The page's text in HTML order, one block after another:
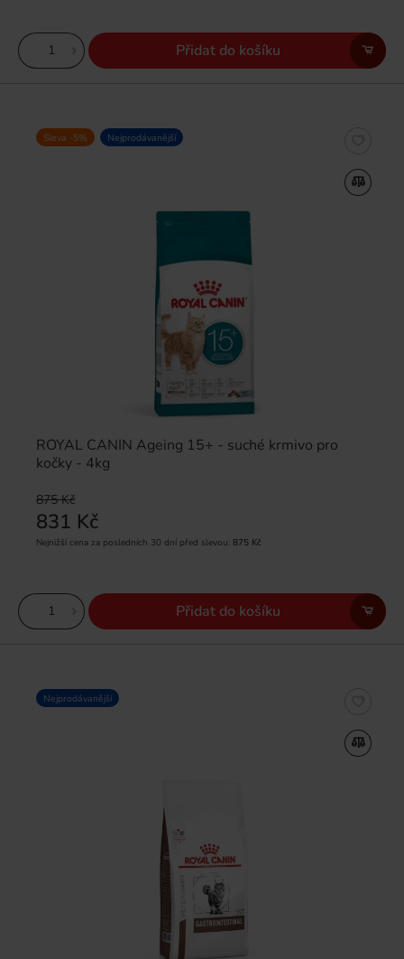
Přidat do košíku
ROYAL CANIN Ageing 15+ - suché krmivo pro
kočky - 4kg
875 Kč
831 Kč
Nejnižší cena za posledních 30 dní před slevou: 875 Kč
Sleva -5% Nejprodávanější
Přidat do košíku
Nejprodávanější